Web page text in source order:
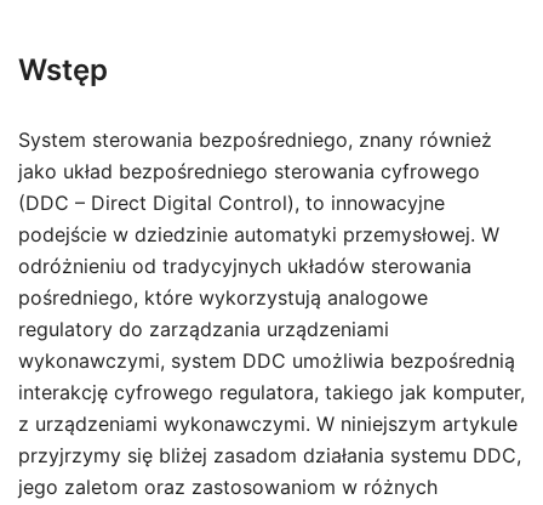
Wstęp
System sterowania bezpośredniego, znany również
jako układ bezpośredniego sterowania cyfrowego
(DDC – Direct Digital Control), to innowacyjne
podejście w dziedzinie automatyki przemysłowej. W
odróżnieniu od tradycyjnych układów sterowania
pośredniego, które wykorzystują analogowe
regulatory do zarządzania urządzeniami
wykonawczymi, system DDC umożliwia bezpośrednią
interakcję cyfrowego regulatora, takiego jak komputer,
z urządzeniami wykonawczymi. W niniejszym artykule
przyjrzymy się bliżej zasadom działania systemu DDC,
jego zaletom oraz zastosowaniom w różnych